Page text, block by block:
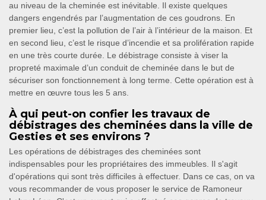
au niveau de la cheminée est inévitable. Il existe quelques
dangers engendrés par l’augmentation de ces goudrons. En
premier lieu, c’est la pollution de l’air à l’intérieur de la maison. Et
en second lieu, c’est le risque d’incendie et sa prolifération rapide
en une très courte durée. Le débistrage consiste à viser la
propreté maximale d’un conduit de cheminée dans le but de
sécuriser son fonctionnement à long terme. Cette opération est à
mettre en œuvre tous les 5 ans.
À qui peut-on confier les travaux de
débistrages des cheminées dans la ville de
Gesties et ses environs ?
Les opérations de débistrages des cheminées sont
indispensables pour les propriétaires des immeubles. Il s'agit
d'opérations qui sont très difficiles à effectuer. Dans ce cas, on va
vous recommander de vous proposer le service de Ramoneur